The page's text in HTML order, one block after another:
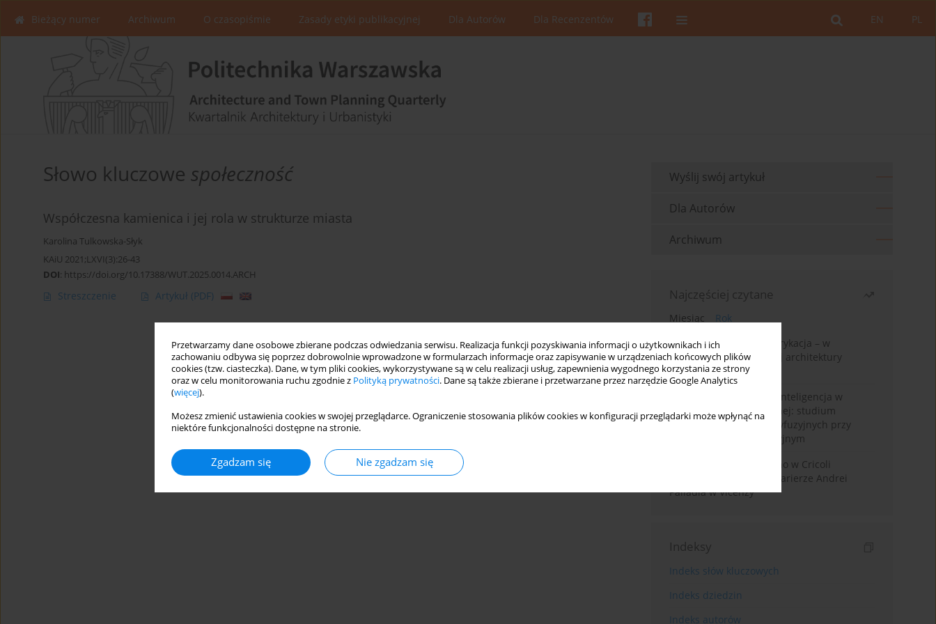
Przetwarzamy dane osobowe zbierane podczas odwiedzania serwisu. Realizacja funkcji pozyskiwania informacji o użytkownikach i ich
zachowaniu odbywa się poprzez dobrowolnie wprowadzone w formularzach informacje oraz zapisywanie w urządzeniach końcowych plików
cookies (tzw. ciasteczka). Dane, w tym pliki cookies, wykorzystywane są w celu realizacji usług, zapewnienia wygodnego korzystania ze strony
oraz w celu monitorowania ruchu zgodnie z Polityką prywatności. Dane są także zbierane i przetwarzane przez narzędzie Google Analytics
(więcej).
Możesz zmienić ustawienia cookies w swojej przeglądarce. Ograniczenie stosowania plików cookies w konfiguracji przeglądarki może wpłynąć na
niektóre funkcjonalności dostępne na stronie.
Zgadzam się Nie zgadzam się
PL
EN
Bieżący numer Archiwum O czasopiśmie Zasady etyki publikacyjnej Dla Autorów Dla Recenzentów
Słowo kluczowe społeczność
Współczesna kamienica i jej rola w strukturze miasta
Karolina Tulkowska-Słyk
KAiU 2021;LXVI(3):26-43
DOI: https://doi.org/10.17388/WUT.2025.0014.ARCH
Streszczenie Artykuł (PDF)
Wyślij swój artykuł
Dla Autorów
Archiwum
Najczęściej czytane
Miesiąc
Rok
Walter Gropius i prefabrykacja – w
poszukiwaniu dostępnej architektury
mieszkaniowej
Generatywna sztuczna inteligencja w
edukacji architektonicznej: studium
wykorzystania modeli dyfuzyjnych przy
projektowaniu koncepcyjnym
Przebudowa willi Trissino w Cricoli
pierwszym krokiem ku karierze Andrei
Palladia w Vicenzy
Indeksy
Indeks słów kluczowych
Indeks dziedzin
Indeks autorów